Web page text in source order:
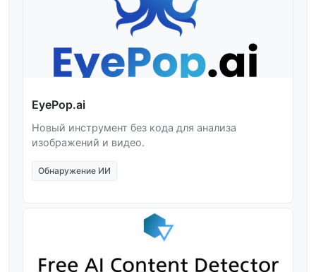
EyePop.ai
Новый инструмент без кода для анализа
изображений и видео.
Обнаружение ИИ